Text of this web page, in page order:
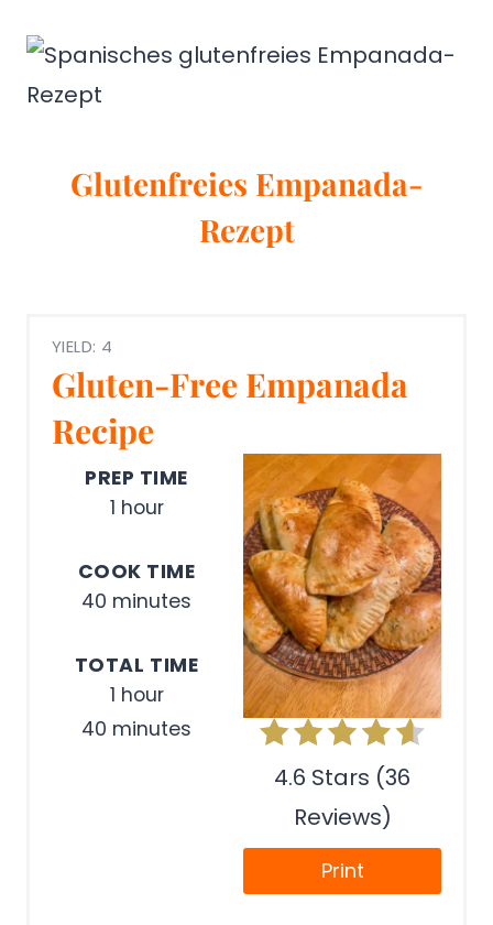
Glutenfreies Empanada-
Rezept
YIELD: 4
Gluten-Free Empanada
Recipe
4.6 Stars (36
Reviews)
Print
PREP TIME
1 hour
COOK TIME
40 minutes
TOTAL TIME
1 hour
40 minutes